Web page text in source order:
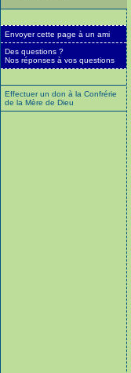
Envoyer cette page à un ami
Des questions ?
Nos réponses à vos questions
Effectuer un don à la Confrérie
de la Mère de Dieu